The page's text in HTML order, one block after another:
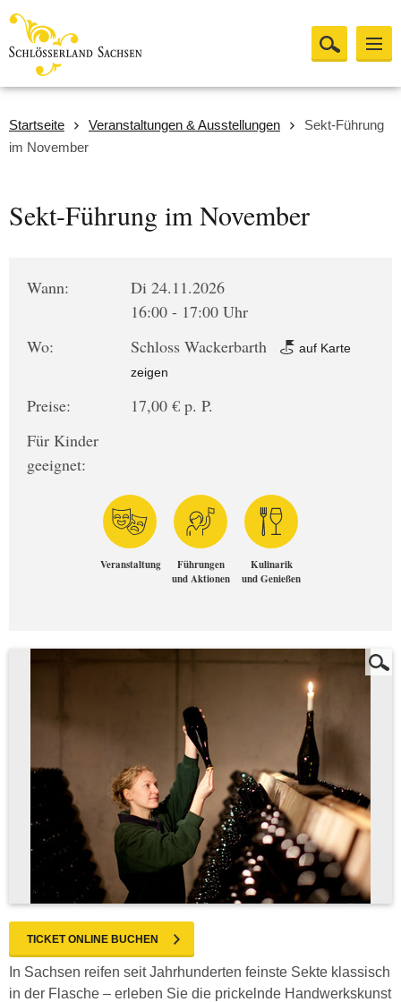
Startseite Veranstaltungen & Ausstellungen
Sekt-Führung
im November
Sekt-Führung im November
Wann:
Di 24.11.2026
16:00 - 17:00 Uhr
Wo:
Schloss Wackerbarth
auf Karte
zeigen
Preise:
17,00 € p. P.
Für Kinder
geeignet:
Veranstaltung
Führungen
und Aktionen
Kulinarik
und Genießen
TICKET ONLINE BUCHEN
In Sachsen reifen seit Jahrhunderten feinste Sekte klassisch
in der Flasche – erleben Sie die prickelnde Handwerkskunst